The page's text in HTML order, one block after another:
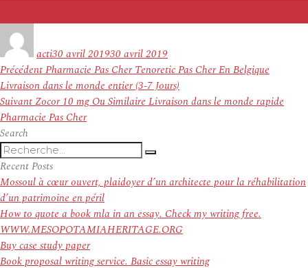
actile
30 avril 201930 avril 2019
Navigation
de
l’article
PrécédentArticle
précédent :
Pharmacie Pas Cher Tenoretic Pas Cher En Belgique
Livraison dans le monde entier (3-7 Jours)
SuivantArticle
suivant :
Zocor 10 mg Ou Similaire Livraison dans le monde rapide
Pharmacie Pas Cher
Search
Recherche
pour
:
Recherche
Recent Posts
Mossoul à cœur ouvert, plaidoyer d’un architecte pour la réhabilitation
d’un patrimoine en péril
How to quote a book mla in an essay. Check my writing free.
WWW.MESOPOTAMIAHERITAGE.ORG
Buy case study paper
Book proposal writing service. Basic essay writing